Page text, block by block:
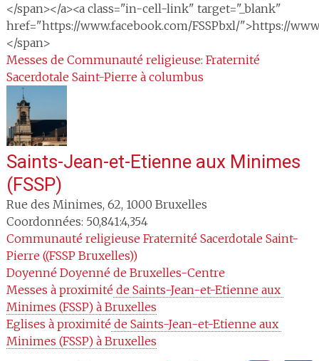
</span></a><a class="in-cell-link" target="_blank"
href="https://www.facebook.com/FSSPbxl/">https://
</span>
Messes de Communauté religieuse: Fraternité
Sacerdotale Saint-Pierre à columbus
Saints-Jean-et-Etienne aux Minimes
(FSSP)
Rue des Minimes, 62, 1000 Bruxelles
Coordonnées: 50,841:4,354
Communauté religieuse Fraternité Sacerdotale Saint-
Pierre ((FSSP Bruxelles))
Doyenné Doyenné de Bruxelles-Centre
Messes à proximité de Saints-Jean-et-Etienne aux
Minimes (FSSP) à Bruxelles
Eglises à proximité de Saints-Jean-et-Etienne aux
Minimes (FSSP) à Bruxelles